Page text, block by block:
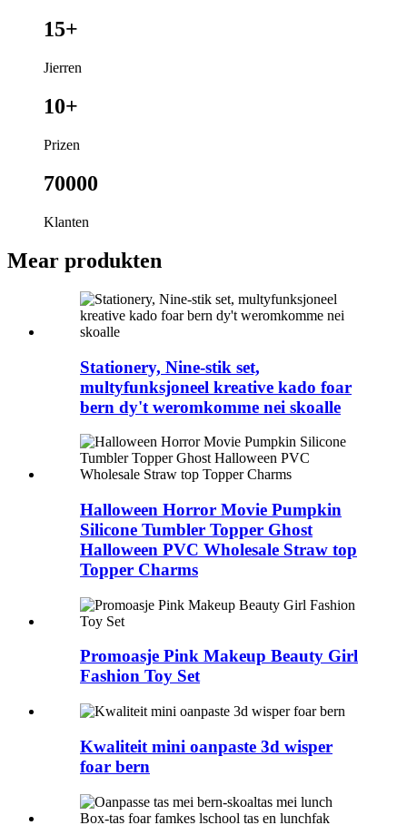
15+
Jierren
10+
Prizen
70000
Klanten
Mear produkten
Stationery, Nine-stik set,
multyfunksjoneel kreative kado foar
bern dy't weromkomme nei skoalle
Halloween Horror Movie Pumpkin
Silicone Tumbler Topper Ghost
Halloween PVC Wholesale Straw top
Topper Charms
Promoasje Pink Makeup Beauty Girl
Fashion Toy Set
Kwaliteit mini oanpaste 3d wisper
foar bern